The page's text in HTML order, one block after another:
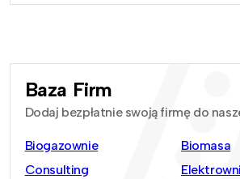
Baza Firm
Dodaj bezpłatnie swoją firmę do
Biogazownie
Biomasa
Consulting